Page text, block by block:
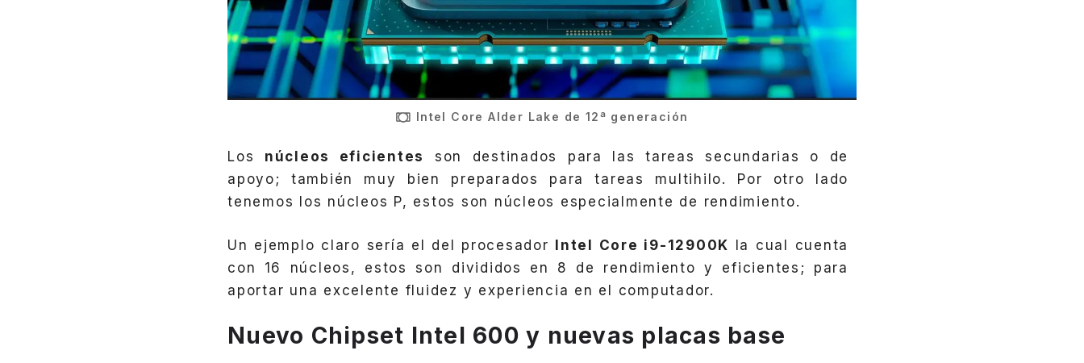
Intel Core Alder Lake de 12ª generación
Los núcleos eficientes
son destinados para las tareas secundarias o de
apoyo; también muy bien preparados para tareas multihilo. Por otro lado
tenemos los núcleos P, estos son núcleos especialmente de rendimiento.
Un ejemplo claro sería el del procesador Intel Core i9-12900K la cual cuenta
con 16 núcleos, estos son divididos en 8 de rendimiento y eficientes; para
aportar una excelente fluidez y experiencia en el computador.
Nuevo Chipset Intel 600 y nuevas placas base